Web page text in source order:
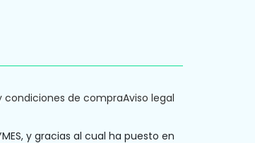
condiciones de compraAviso legal
y gracias al cual ha puesto en